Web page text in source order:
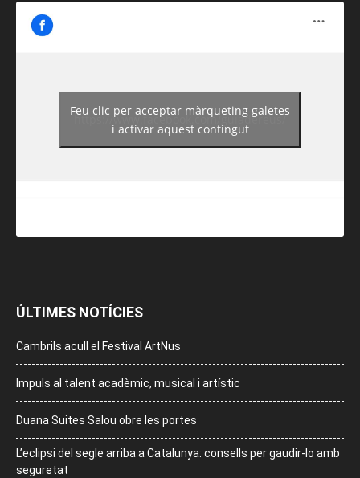
https://www.facebook.com/guiadereus/
Feu clic per acceptar màrqueting galetes
i activar aquest contingut
ÚLTIMES NOTÍCIES
Cambrils acull el Festival ArtNus
Impuls al talent acadèmic, musical i artístic
Duana Suites Salou obre les portes
L’eclipsi del segle arriba a Catalunya: consells per gaudir-lo amb
seguretat